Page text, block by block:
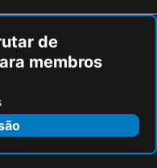
de
membros